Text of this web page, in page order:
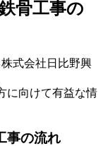
骨工事の
式会社日比野興
に向けて有益な情
事の流れ